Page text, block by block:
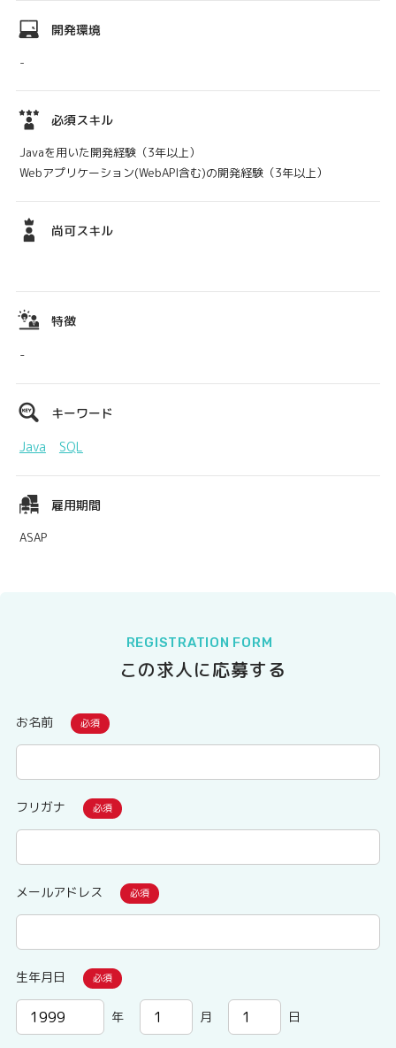
開発環境
-
必須スキル
Javaを用いた開発経験（3年以上）
Webアプリケーション(WebAPI含む)の開発経験（3年以上）
尚可スキル
特徴
-
キーワード
Java
SQL
雇用期間
ASAP
REGISTRATION FORM
この求人に応募する
お名前
フリガナ
メールアドレス
生年月日
年 月 日